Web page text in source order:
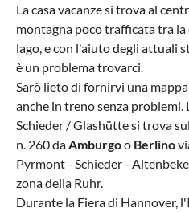
La casa vacanze si trova al
montagna poco trafficata tra la
lago, e con l'aiuto degli attuali
è un problema trovarci.
Sarò lieto di fornirvi una
anche in treno senza
Schieder / Glashütte si trova
n. 260 da Amburgoo Berlino
Pyrmont - Schieder -
zona della Ruhr.
Durante la Fiera di Hannover,